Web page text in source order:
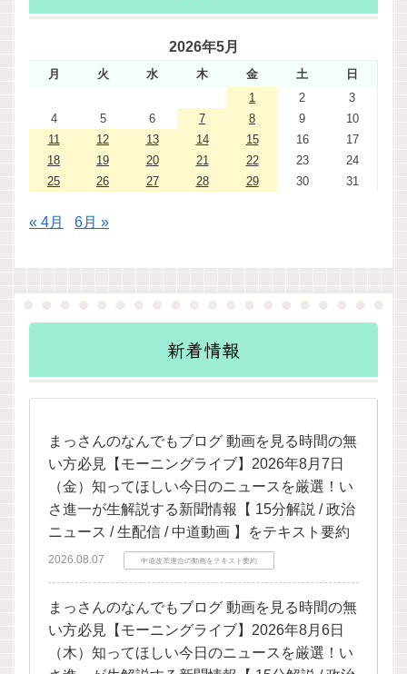
2026年5月
月 火 水 木 金 土
日
1
2
3
4
5 6 7 8 9
10
11
12 13 14 15 16
17
18
19 20 21 22 23
24
25
26 27 28 29 30 31
« 4月 6月 »
新着情報
まっさんのなんでもブログ 動画を見る時間の無
い方必見【モーニングライブ】2026年8月7日
（金）知ってほしい今日のニュースを厳選！い
さ進一が生解説する新聞情報【 15分解説 / 政治
ニュース / 生配信 / 中道動画 】をテキスト要約
2026.08.07 中道改革連合の動画をテキスト要約
まっさんのなんでもブログ 動画を見る時間の無
い方必見【モーニングライブ】2026年8月6日
（木）知ってほしい今日のニュースを厳選！い